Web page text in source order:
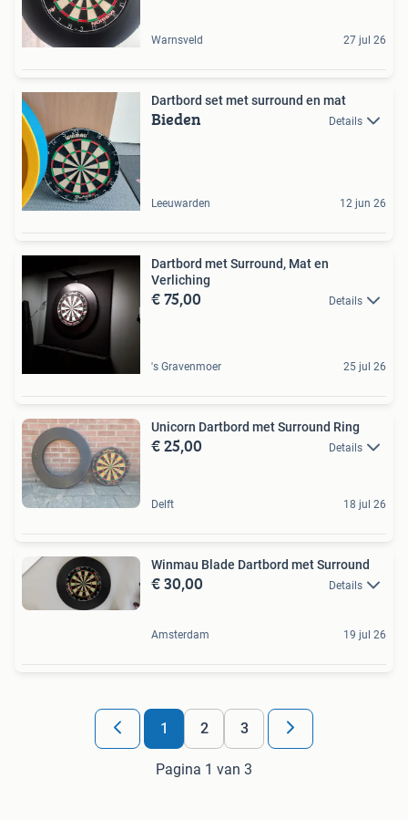
Warnsveld 27 jul 26
Dartbord set met surround en mat
Bieden Details
Leeuwarden 12 jun 26
Dartbord met Surround, Mat en
Verliching
€ 75,00 Details
's Gravenmoer 25 jul 26
Unicorn Dartbord met Surround Ring
€ 25,00 Details
Delft 18 jul 26
Winmau Blade Dartbord met Surround
€ 30,00 Details
Amsterdam 19 jul 26
1 2 3
Pagina 1 van 3